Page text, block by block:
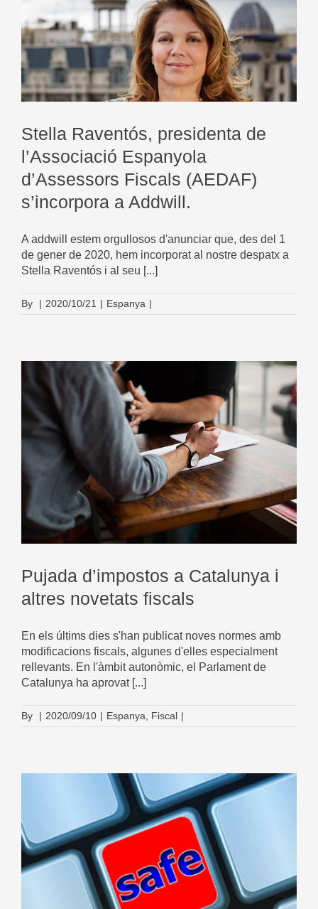
Stella Raventós, presidenta de
l’Associació Espanyola
d’Assessors Fiscals (AEDAF)
s’incorpora a Addwill.
A addwill estem orgullosos d'anunciar que, des del 1
de gener de 2020, hem incorporat al nostre despatx a
Stella Raventós i al seu [...]
By | 2020/10/21 | Espanya |
Pujada d’impostos a Catalunya i
altres novetats fiscals
En els últims dies s'han publicat noves normes amb
modificacions fiscals, algunes d'elles especialment
rellevants. En l'àmbit autonòmic, el Parlament de
Catalunya ha aprovat [...]
By | 2020/09/10 | Espanya Fiscal |